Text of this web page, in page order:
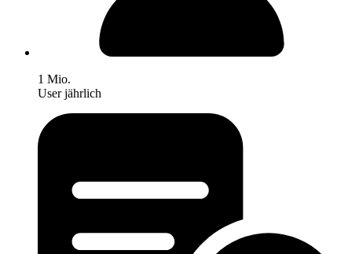
1 Mio.
User jährlich